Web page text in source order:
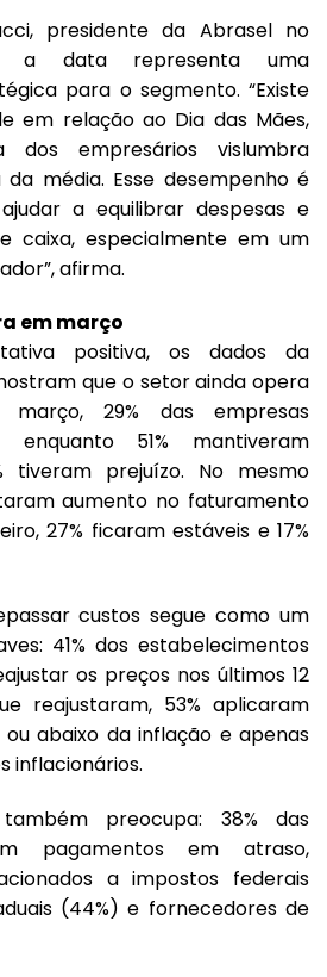
presidente da Abrasel no
a data representa uma
para o segmento. “Existe
em relação ao Dia das Mães,
dos empresários vislumbra
média. Esse desempenho é
a equilibrar despesas e
caixa, especialmente em um
afirma.
em março
positiva, os dados da
que o setor ainda opera
29% das empresas
enquanto 51% mantiveram
tiveram prejuízo. No mesmo
aumento no faturamento
27% ficaram estáveis e 17%
custos segue como um
41% dos estabelecimentos
os preços nos últimos 12
reajustaram, 53% aplicaram
abaixo da inflação e apenas
inflacionários.
preocupa: 38% das
pagamentos em atraso,
a impostos federais
(44%) e fornecedores de